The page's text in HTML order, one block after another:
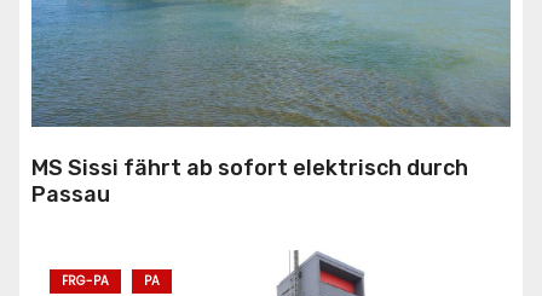
MS Sissi fährt ab sofort elektrisch durch
Passau
FRG-PA PA